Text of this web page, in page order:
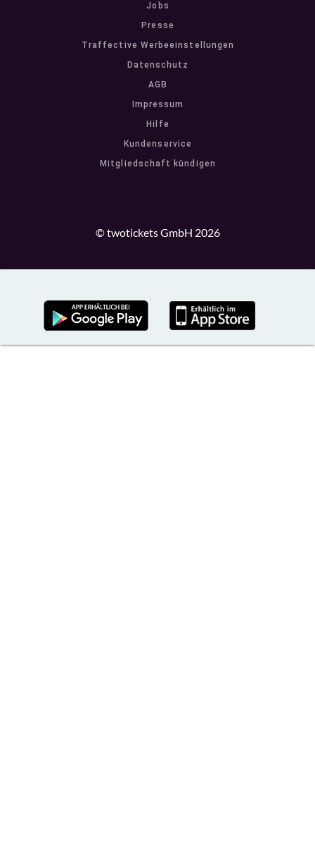
Jobs
Presse
Traffective Werbeeinstellungen
Datenschutz
AGB
Impressum
Hilfe
Kundenservice
Mitgliedschaft kündigen
© twotickets GmbH 2026